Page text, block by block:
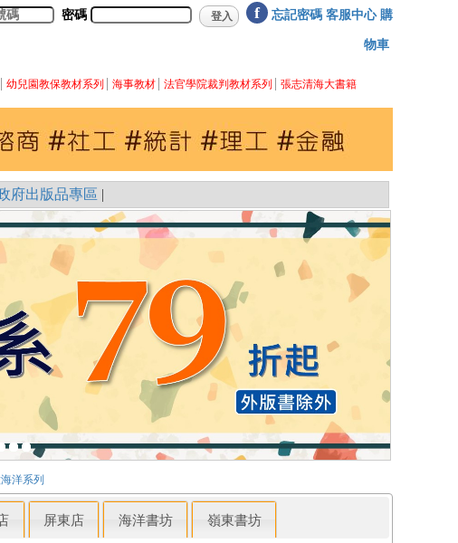
密碼 f 忘記密碼 客服中心 購
物車
幼兒園教保教材系列 海事教材 法官學院裁判教材系列 張志清海大書籍
府出版品專區 |
洋系列
屏東店 海洋書坊 嶺東書坊